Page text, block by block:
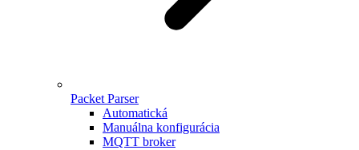
Packet Parser
Automatická
Manuálna konfigurácia
MQTT broker